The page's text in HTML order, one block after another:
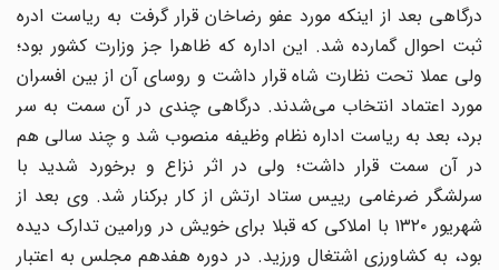
درگاهی بعد از اینکه مورد عفو رضاخان قرار گرفت به ریاست ادره
ثبت احوال گمارده شد. این اداره که ظاهرا جز وزارت کشور بود؛
ولی عملا تحت نظارت شاه قرار داشت و روسای آن از بین افسران
مورد اعتماد انتخاب می‌شدند. درگاهی چندی در آن سمت به سر
برد، بعد به ریاست اداره نظام وظیفه منصوب شد و چند سالی هم
در آن سمت قرار داشت؛ ولی در اثر نزاع و برخورد شدید با
سرلشگر ضرغامی رییس ستاد ارتش از کار برکنار شد. وی بعد از
شهریور ۱۳۲۰ با املاکی که قبلا برای خویش در ورامین تدارک دیده
بود، به کشاورزی اشتغال ورزید. در دوره هفدهم مجلس به اعتبار